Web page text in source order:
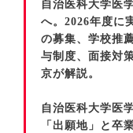
自治医科大学医
へ。2026年度に
の募集、学校推
与制度、面接対
京が解説。
自治医科大学医
「出願地」と卒